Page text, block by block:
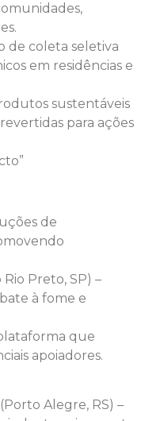
de coleta seletiva
em residências e
sustentáveis
para ações
de
Preto, SP) –
à fome e
que
apoiadores.
Alegre, RS) –